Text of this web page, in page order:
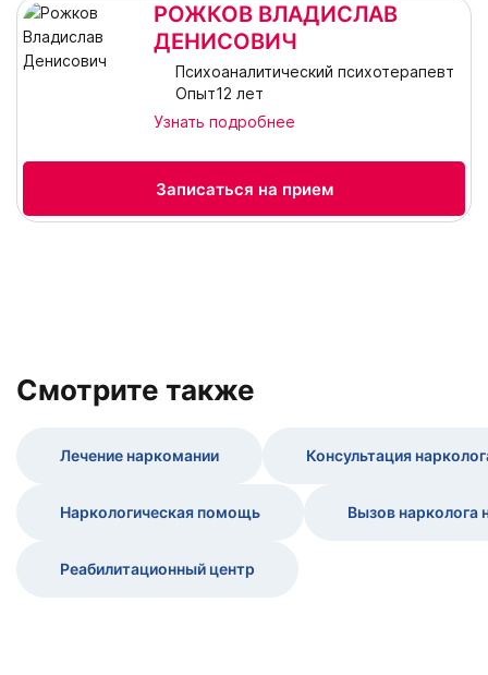
РОЖКОВ ВЛАДИСЛАВ
ДЕНИСОВИЧ
Психоаналитический психотерапевт
Опыт12 лет
Узнать подробнее
Записаться на прием
Cмотрите также
Лечение наркомании Консультация
Наркологическая помощь Вызов нарколога
Реабилитационный центр